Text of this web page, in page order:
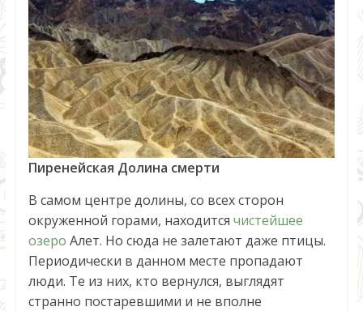
Пиренейская Долина смерти
В самом центре долины, со всех сторон
окруженной горами, находится чистейшее
озеро Алет. Но сюда не залетают даже птицы.
Периодически в данном месте пропадают
люди. Те из них, кто вернулся, выглядят
странно постаревшими и не вполне